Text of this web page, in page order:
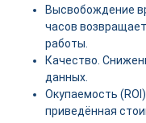
Высвобождение
часов
работы.
Качество.
данных.
Окупаемость
приведённая